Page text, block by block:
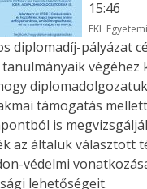
15:46
EKL
diplomadíj-pályázat
végéhez
támogatás
is
az általuk választott
védelmi
lehetőségeit.